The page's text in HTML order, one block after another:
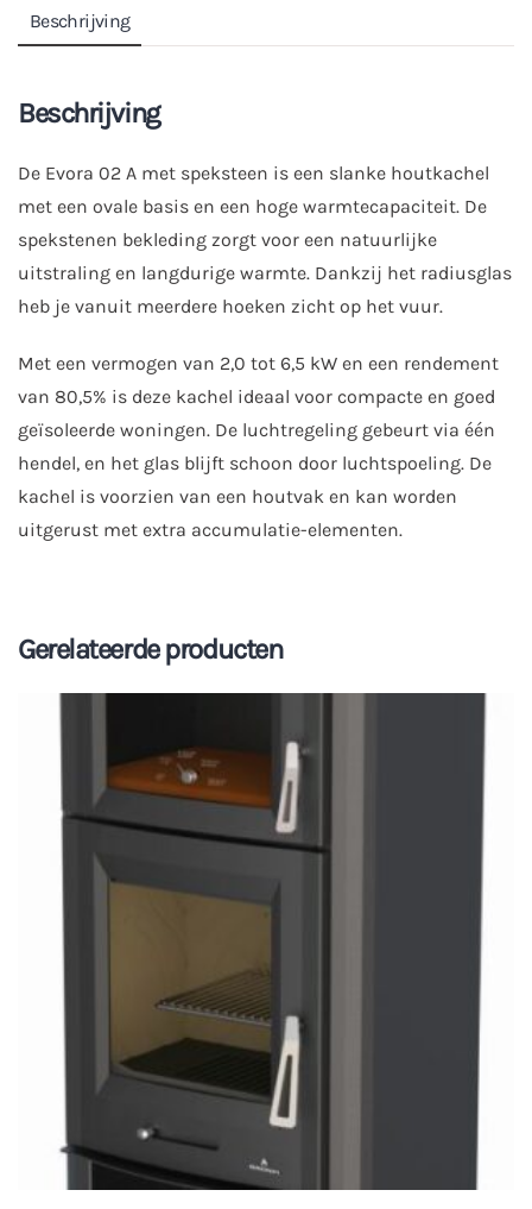
Beschrijving
Beschrijving
De Evora 02 A met speksteen is een slanke houtkachel
met een ovale basis en een hoge warmtecapaciteit. De
spekstenen bekleding zorgt voor een natuurlijke
uitstraling en langdurige warmte. Dankzij het radiusglas
heb je vanuit meerdere hoeken zicht op het vuur.
Met een vermogen van 2,0 tot 6,5 kW en een rendement
van 80,5% is deze kachel ideaal voor compacte en goed
geïsoleerde woningen. De luchtregeling gebeurt via één
hendel, en het glas blijft schoon door luchtspoeling. De
kachel is voorzien van een houtvak en kan worden
uitgerust met extra accumulatie-elementen.
Gerelateerde producten